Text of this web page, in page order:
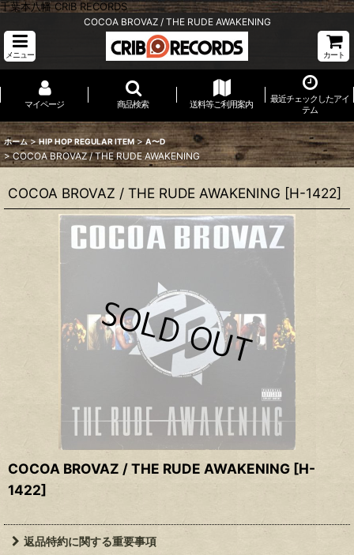
千葉本八幡 CRIB RECORDS
COCOA BROVAZ / THE RUDE AWAKENING
メニュー カート
マイページ 商品検索 送料等ご利用案内
最近チェックしたアイ
テム
ホーム > HIP HOP REGULAR ITEM > A〜D
> COCOA BROVAZ / THE RUDE AWAKENING
COCOA BROVAZ / THE RUDE AWAKENING [H-1422]
COCOA BROVAZ / THE RUDE AWAKENING [H-
1422]
返品特約に関する重要事項